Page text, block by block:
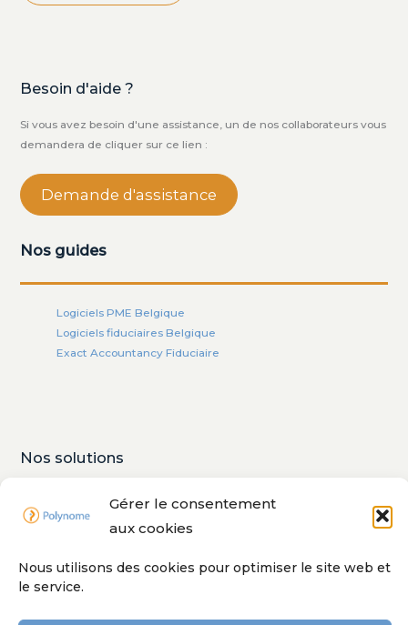
Gérer le consentement
aux cookies
Nous utilisons des cookies pour optimiser le site web et
le service.
Besoin d'aide ?
Si vous avez besoin d'une assistance, un de nos collaborateurs vous
demandera de cliquer sur ce lien :
Demande d'assistance
Nos guides
Logiciels PME Belgique
Logiciels fiduciaires Belgique
Exact Accountancy Fiduciaire
Nos solutions
Exact Online
Winbooks
Clearfacts